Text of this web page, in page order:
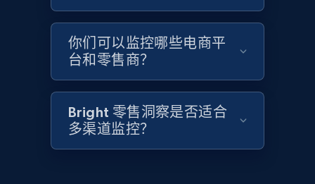
Home Depot US - Discovery products by
URL, Domain, Country code, Model number,
Sku, Product id, Product name, Manufacturer,
你们可以监控哪些电商平
台和零售商？
Bright 零售洞察是否适合
多渠道监控？